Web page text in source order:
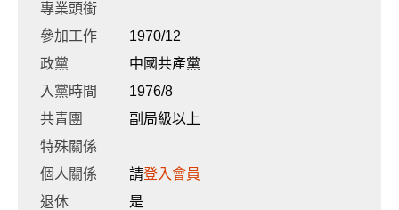
專業頭銜
參加工作
1970/12
政黨
中國共產黨
入黨時間
1976/8
共青團
副局級以上
特殊關係
個人關係
請登入會員
退休
是